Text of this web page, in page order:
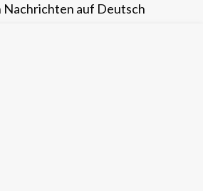
Nachrichten auf Deutsch